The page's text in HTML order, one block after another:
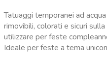
Tatuaggi temporanei ad
rimovibili, colorati e sicuri
utilizzare per feste
Ideale per feste a tema